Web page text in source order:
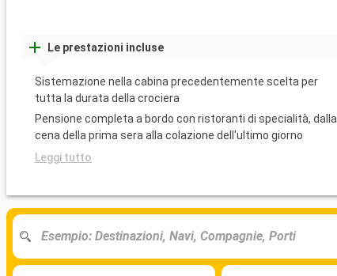
Le prestazioni incluse
Sistemazione nella cabina precedentemente scelta per
tutta la durata della crociera
Pensione completa a bordo con ristoranti di specialità, dalla
cena della prima sera alla colazione dell'ultimo giorno
Leggi tutto